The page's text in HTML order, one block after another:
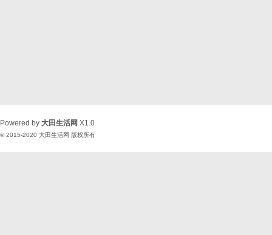
Powered by 大田生活网 X1.0
© 2015-2020 大田生活网 版权所有